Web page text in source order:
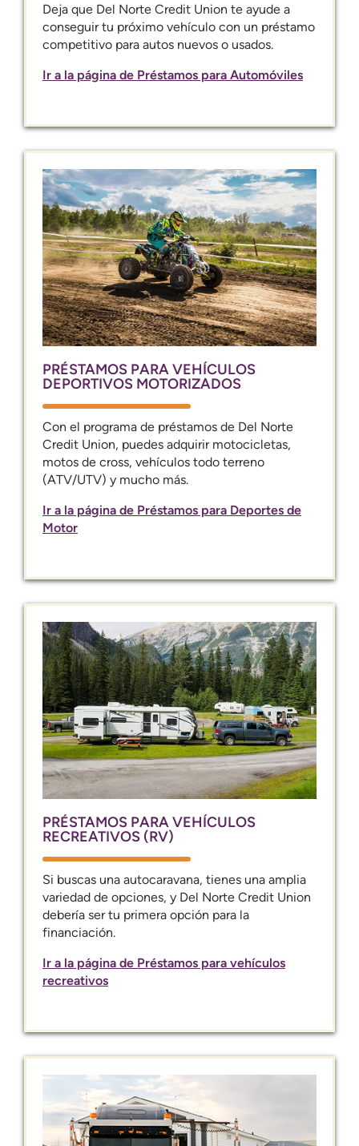
Deja que Del Norte Credit Union te ayude a
conseguir tu próximo vehículo con un préstamo
competitivo para autos nuevos o usados.
Ir a la página de Préstamos para Automóviles
PRÉSTAMOS PARA VEHÍCULOS
DEPORTIVOS MOTORIZADOS
Con el programa de préstamos de Del Norte
Credit Union, puedes adquirir motocicletas,
motos de cross, vehículos todo terreno
(ATV/UTV) y mucho más.
Ir a la página de Préstamos para Deportes de
Motor
PRÉSTAMOS PARA VEHÍCULOS
RECREATIVOS (RV)
Si buscas una autocaravana, tienes una amplia
variedad de opciones, y Del Norte Credit Union
debería ser tu primera opción para la
financiación.
Ir a la página de Préstamos para vehículos
recreativos